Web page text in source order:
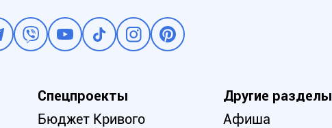
Спецпроекты
Бюджет Кривого
Другие разделы
Афиша